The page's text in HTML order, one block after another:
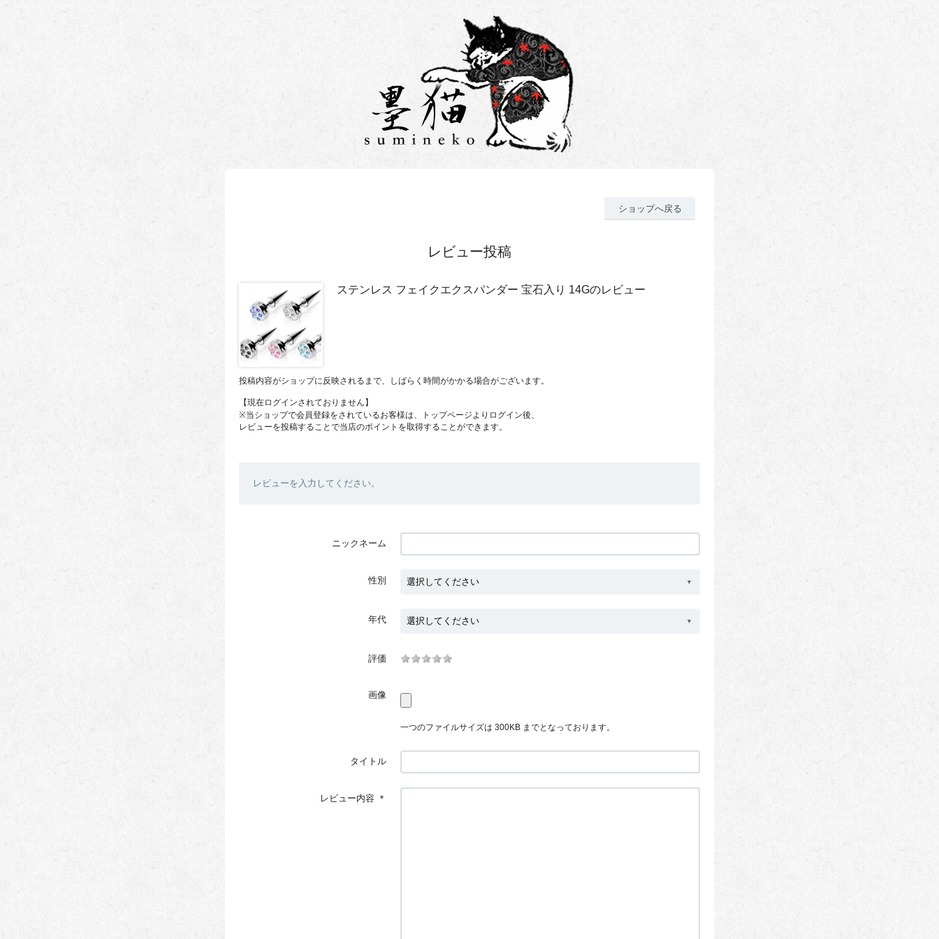
ショップへ戻る
レビュー投稿
ステンレス フェイクエクスパンダー 宝石入り 14Gのレビュー
投稿内容がショップに反映されるまで、しばらく時間がかかる場合がございます。
【現在ログインされておりません】
※当ショップで会員登録をされているお客様は、トップページよりログイン後、
レビューを投稿することで当店のポイントを取得することができます。
レビューを入力してください。
ニックネーム
性別
年代
評価
画像
一つのファイルサイズは 300KB までとなっております。
タイトル
レビュー内容 ＊